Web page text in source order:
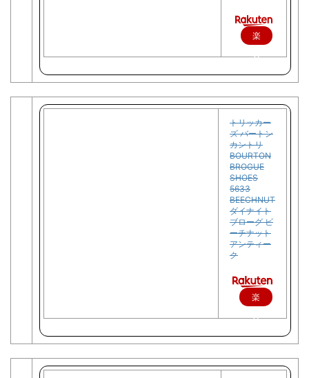
楽
天
で
入
トリッカー
ズ バートン
カントリ
BOURTON
BROGUE
SHOES
5633
BEECHNUT
ダイナイト
ブローグ ビ
ーチナット
アンティー
ク
楽
天
で
入